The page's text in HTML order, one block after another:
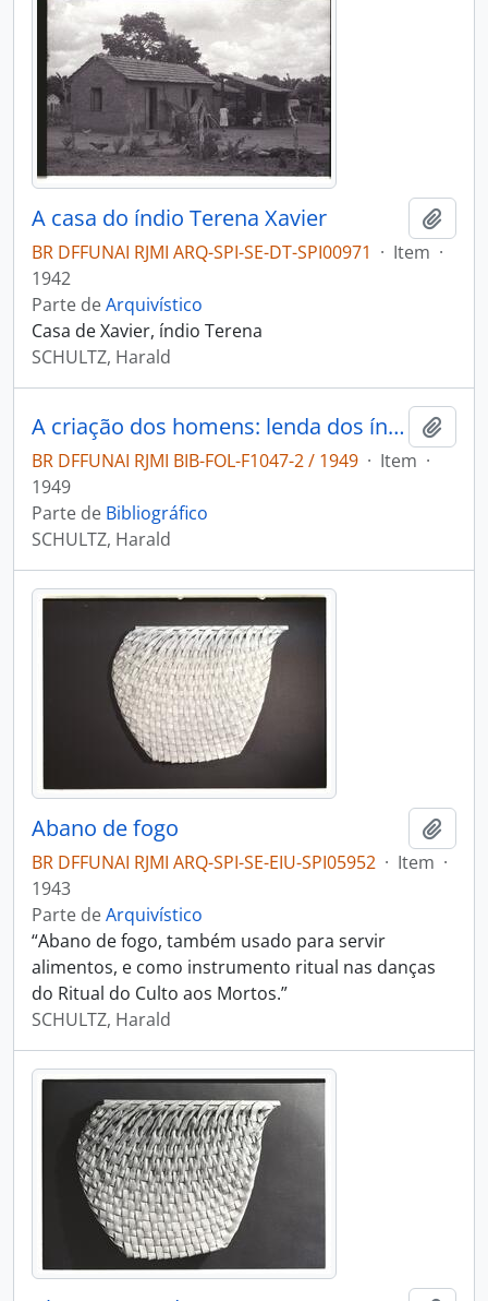
A casa do índio Terena Xavier
BR DFFUNAI RJMI ARQ-SPI-SE-DT-SPI00971 · Item ·
1942
Parte deArquivístico
Casa de Xavier, índio Terena
SCHULTZ, Harald
A criação dos homens: lenda dos índios Umutina.
BR DFFUNAI RJMI BIB-FOL-F1047-2 / 1949 · Item ·
1949
Parte de Bibliográfico
SCHULTZ, Harald
Abano de fogo
BR DFFUNAI RJMI ARQ-SPI-SE-EIU-SPI05952 · Item ·
1943
Parte deArquivístico
“Abano de fogo, também usado para servir
alimentos, e como instrumento ritual nas danças
do Ritual do Culto aos Mortos.”
SCHULTZ, Harald